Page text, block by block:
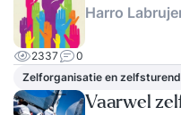
Harro
2337
0
Zelforganisatie en
Vaarwel